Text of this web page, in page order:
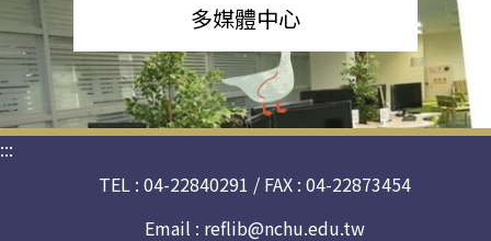
多媒體中心
:::
TEL : 04-22840291 / FAX : 04-22873454
Email : reflib@nchu.edu.tw